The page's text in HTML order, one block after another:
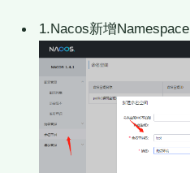
1.Nacos新增Namespace